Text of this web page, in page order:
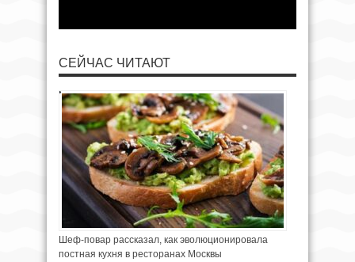
СЕЙЧАС ЧИТАЮТ
Шеф-повар рассказал, как эволюционировала
постная кухня в ресторанах Москвы